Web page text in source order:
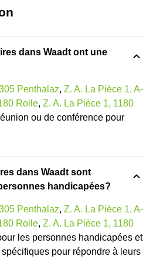
dans Waadt ont une
Penthalaz, Z. A. La Pièce 1, A-
Rolle, Z. A. La Pièce 1, 1180
ou de conférence pour
dans Waadt sont
handicapées?
Penthalaz, Z. A. La Pièce 1, A-
Rolle, Z. A. La Pièce 1, 1180
les personnes handicapées et
pour répondre à leurs